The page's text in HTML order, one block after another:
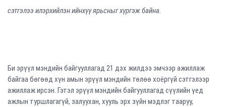
сэтгэлээ илэрхийлэн ийнхүү ярьсныг хүргэж байна.
Би эрүүл мэндийн байгууллагад 21 дэх жилдээ эмчээр ажиллаж
байгаа бөгөөд хүн амын эрүүл мэндийн төлөө хоёргүй сэтгэлээр
ажиллаж ирсэн. Гэтэл эрүүл мэндийн байгууллагад сүүлийн үед
ажлын туршлагагүй, залуухан, хууль эрх зүйн мэдлэг тааруу,